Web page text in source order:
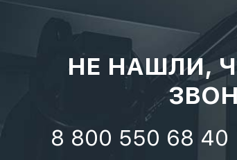
НЕ НАШЛИ,
8 800 550 68 40